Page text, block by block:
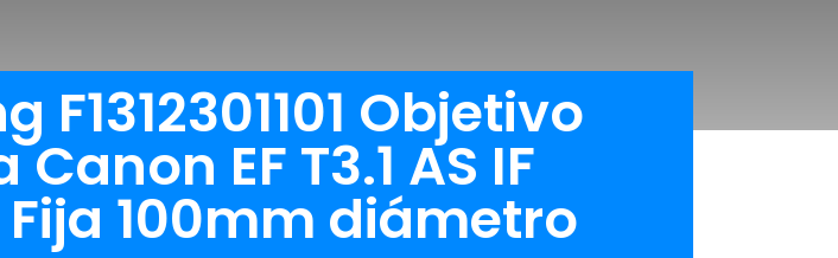
Objetivo
EF T3.1 AS IF
100mm diámetro